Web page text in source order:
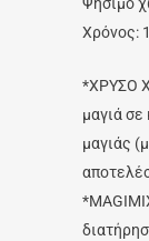
Ψήσιμο
Χρόνος:
*ΧΡΥΣΟ
μαγιά σε
μαγιάς